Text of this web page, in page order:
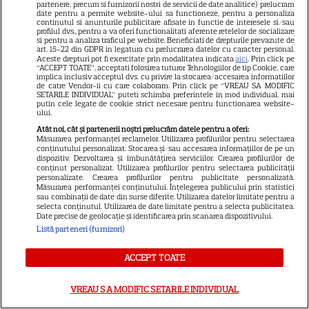
trăiești”
ARTICOLE PARTENERI
Horoscop 5 august 2026.
Vărsătorii au nevoie de
abordări mai creative, mai
relaxate în subiectele legate
de câștiguri, venituri și
cheltuieli
Cine poate retrage banii din
contul unei persoane
partenere, precum si furnizorii nostri de servicii de date analitice) prelucram
date pentru a permite website-ului sa functioneze, pentru a personaliza
continutul si anunturile publicitare afisate in functie de interesele si/sau
profilul dvs., pentru a va oferi functionalitati aferente retelelor de socializare
si pentru a analiza traficul pe website. Beneficiati de drepturile prevazute de
art. 15-22 din GDPR in legatura cu prelucrarea datelor cu caracter personal.
Aceste drepturi pot fi exercitate prin modalitatea indicataaici. Prin click pe
“ACCEPT TOATE”, acceptati folosirea tuturor Tehnologiilor de tip Cookie, care
implica inclusiv acceptul dvs. cu privire la stocarea/accesarea informatiilor
de catre Vendor-ii cu care colaboram. Prin click pe “VREAU SA MODIFIC
SETARILE INDIVIDUAL” puteti schimba preferintele in mod individual, mai
putin cele legate de cookie strict necesare pentru functionarea website-
ului.
Atât noi, cât și partenerii noștri prelucrăm datele pentru a oferi:
Măsurarea performanței reclamelor. Utilizarea profilurilor pentru selectarea
conținutului personalizat. Stocarea și/sau accesarea informațiilor de pe un
dispozitiv. Dezvoltarea și îmbunătățirea serviciilor. Crearea profilurilor de
conținut personalizat. Utilizarea profilurilor pentru selectarea publicității
personalizate. Crearea profilurilor pentru publicitate personalizată.
Măsurarea performanței conținutului. Înțelegerea publicului prin statistici
sau combinații de date din surse diferite. Utilizarea datelor limitate pentru a
selecta conținutul. Utilizarea de date limitate pentru a selecta publicitatea.
Date precise de geolocație și identificarea prin scanarea dispozitivului.
Listă parteneri (furnizori)
ACCEPT TOATE
VREAU SA MODIFIC SETARILE INDIVIDUAL